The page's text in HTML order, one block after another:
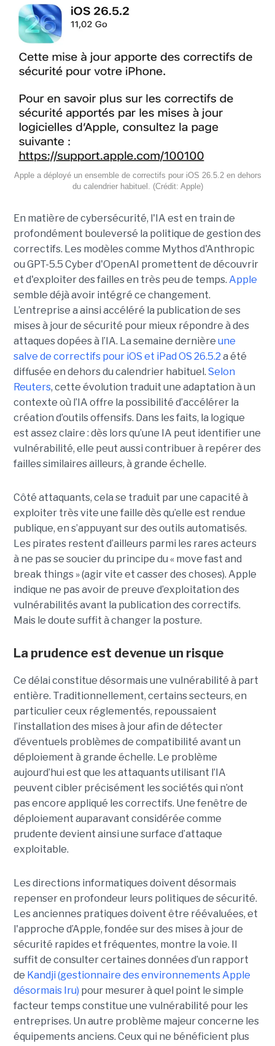
Apple a déployé un ensemble de correctifs pour iOS 26.5.2 en dehors
du calendrier habituel. (Crédit: Apple)
En matière de cybersécurité, l'IA est en train de
profondément bouleversé la politique de gestion des
correctifs. Les modèles comme Mythos d'Anthropic
ou GPT-5.5 Cyber d'OpenAI promettent de découvrir
et d'exploiter des failles en très peu de temps. Apple
semble déjà avoir intégré ce changement.
L’entreprise a ainsi accéléré la publication de ses
mises à jour de sécurité pour mieux répondre à des
attaques dopées à l’IA. La semaine dernière une
salve de correctifs pour iOS et iPad OS 26.5.2 a été
diffusée en dehors du calendrier habituel. Selon
Reuters, cette évolution traduit une adaptation à un
contexte où l’IA offre la possibilité d’accélérer la
création d’outils offensifs. Dans les faits, la logique
est assez claire : dès lors qu’une IA peut identifier une
vulnérabilité, elle peut aussi contribuer à repérer des
failles similaires ailleurs, à grande échelle.
Côté attaquants, cela se traduit par une capacité à
exploiter très vite une faille dès qu’elle est rendue
publique, en s’appuyant sur des outils automatisés.
Les pirates restent d’ailleurs parmi les rares acteurs
à ne pas se soucier du principe du « move fast and
break things » (agir vite et casser des choses). Apple
indique ne pas avoir de preuve d’exploitation des
vulnérabilités avant la publication des correctifs.
Mais le doute suffit à changer la posture.
La prudence est devenue un risque
Ce délai constitue désormais une vulnérabilité à part
entière. Traditionnellement, certains secteurs, en
particulier ceux réglementés, repoussaient
l’installation des mises à jour afin de détecter
d’éventuels problèmes de compatibilité avant un
déploiement à grande échelle. Le problème
aujourd’hui est que les attaquants utilisant l’IA
peuvent cibler précisément les sociétés qui n’ont
pas encore appliqué les correctifs. Une fenêtre de
déploiement auparavant considérée comme
prudente devient ainsi une surface d’attaque
exploitable.
Les directions informatiques doivent désormais
repenser en profondeur leurs politiques de sécurité.
Les anciennes pratiques doivent être réévaluées, et
l'approche d’Apple, fondée sur des mises à jour de
sécurité rapides et fréquentes, montre la voie. Il
suffit de consulter certaines données d’un rapport
de Kandji (gestionnaire des environnements Apple
désormais Iru) pour mesurer à quel point le simple
facteur temps constitue une vulnérabilité pour les
entreprises. Un autre problème majeur concerne les
équipements anciens. Ceux qui ne bénéficient plus